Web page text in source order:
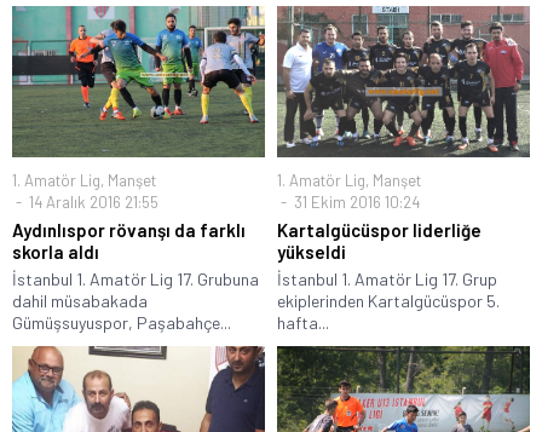
1. Amatör Lig, Manşet
14 Aralık 2016 21:55
Aydınlıspor rövanşı da farklı
skorla aldı
İstanbul 1. Amatör Lig 17. Grubuna
dahil müsabakada
Gümüşsuyuspor, Paşabahçe...
1. Amatör Lig, Manşet
31 Ekim 2016 10:24
Kartalgücüspor liderliğe
yükseldi
İstanbul 1. Amatör Lig 17. Grup
ekiplerinden Kartalgücüspor 5.
hafta...